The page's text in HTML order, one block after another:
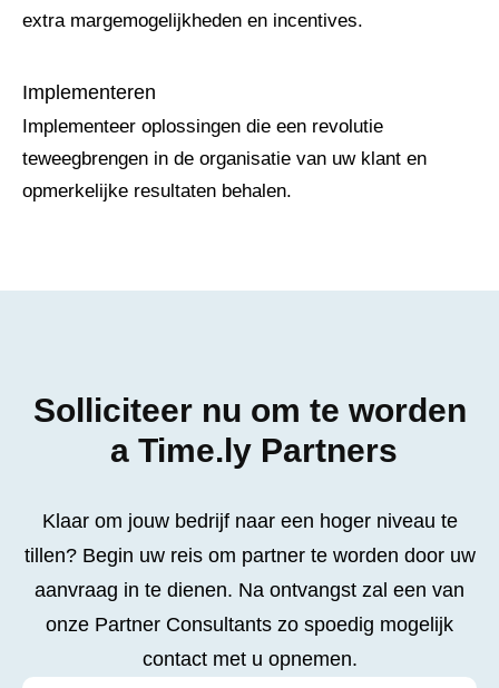
extra margemogelijkheden en incentives.
Implementeren
Implementeer oplossingen die een revolutie
teweegbrengen in de organisatie van uw klant en
opmerkelijke resultaten behalen.
Solliciteer nu om te worden
a Time.ly Partners
Klaar om jouw bedrijf naar een hoger niveau te
tillen? Begin uw reis om partner te worden door uw
aanvraag in te dienen. Na ontvangst zal een van
onze Partner Consultants zo spoedig mogelijk
contact met u opnemen.